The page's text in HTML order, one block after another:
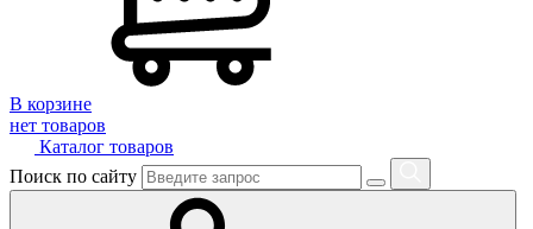
В корзине
нет товаров
Каталог товаров
Поиск по сайту